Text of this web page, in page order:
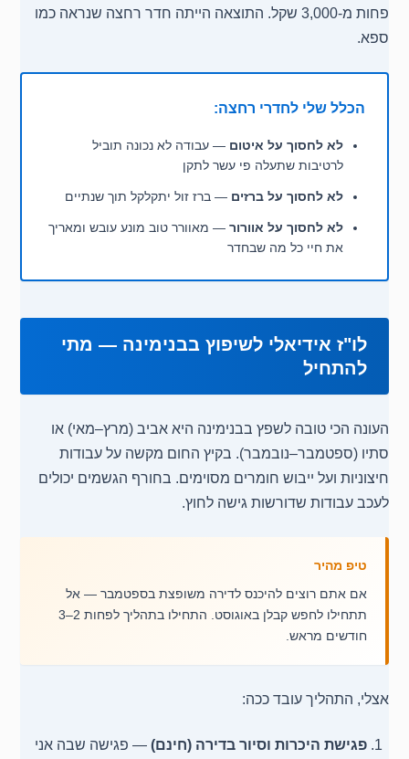
פחות מ-3,000 שקל. התוצאה הייתה חדר רחצה שנראה כמו
ספא.
הכלל שלי לחדרי רחצה:
לא לחסוך על איטום — עבודה לא נכונה תוביל
לרטיבות שתעלה פי עשר לתקן
לא לחסוך על ברזים — ברז זול יתקלקל תוך שנתיים
לא לחסוך על אוורור — מאוורר טוב מונע עובש ומאריך
את חיי כל מה שבחדר
לו"ז אידיאלי לשיפוץ בבנימינה — מתי
להתחיל
העונה הכי טובה לשפץ בבנימינה היא אביב (מרץ–מאי) או
סתיו (ספטמבר–נובמבר). בקיץ החום מקשה על עבודות
חיצוניות ועל ייבוש חומרים מסוימים. בחורף הגשמים יכולים
לעכב עבודות שדורשות גישה לחוץ.
טיפ מהיר
אם אתם רוצים להיכנס לדירה משופצת בספטמבר — אל
תתחילו לחפש קבלן באוגוסט. התחילו בתהליך לפחות 2–3
חודשים מראש.
אצלי, התהליך עובד ככה:
פגישת היכרות וסיור בדירה (חינם) — פגישה שבה אני